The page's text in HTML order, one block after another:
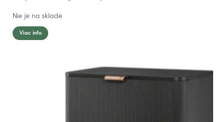
Nie je na sklade
Viac info